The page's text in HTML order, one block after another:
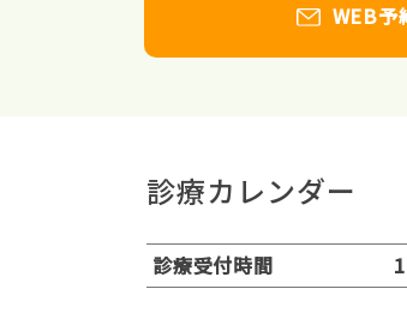
WEB予
診療カレンダー
診療受付時間